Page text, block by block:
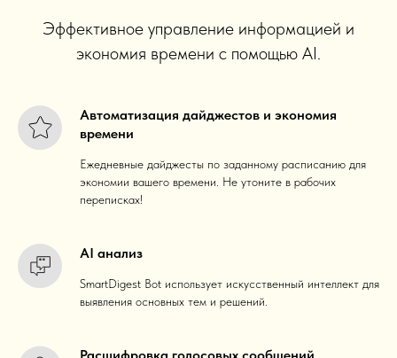
Эффективное управление информацией и
экономия времени с помощью AI.
Автоматизация дайджестов и экономия
времени
Ежедневные дайджесты по заданному расписанию для
экономии вашего времени. Не утоните в рабочих
переписках!
AI анализ
SmartDigest Bot использует искусственный интеллект для
выявления основных тем и решений.